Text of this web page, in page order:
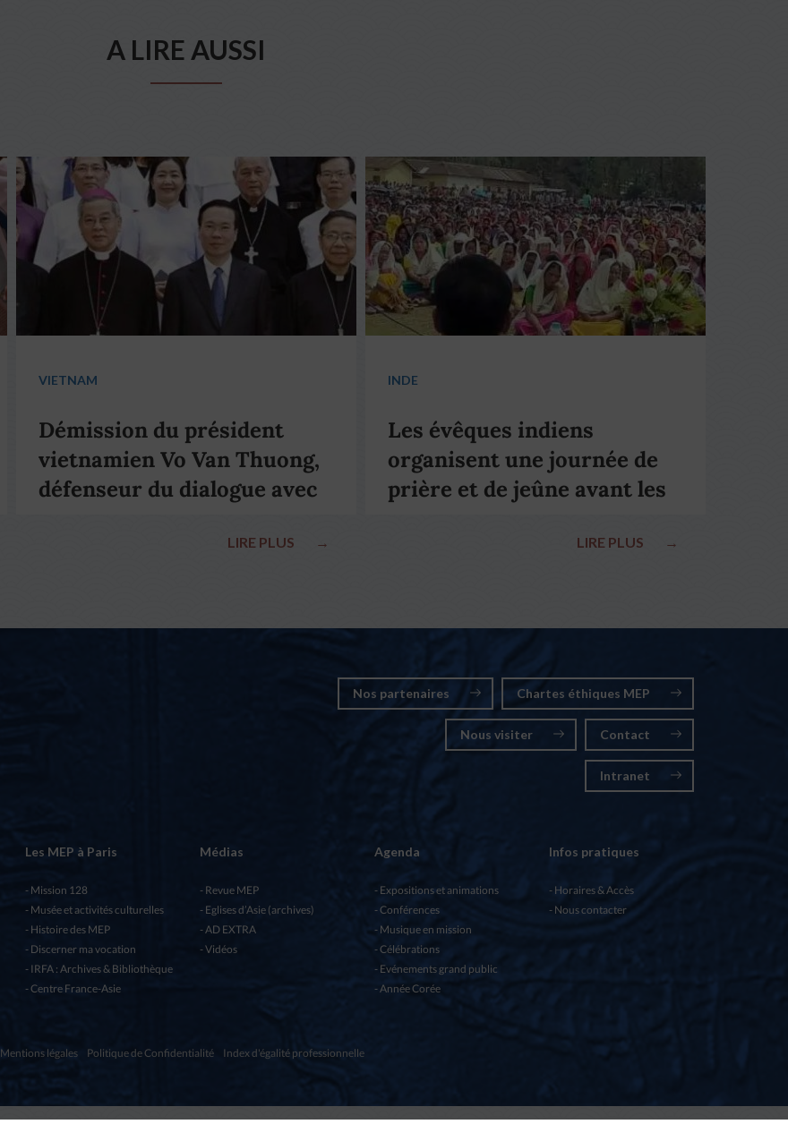
A LIRE AUSSI
VIETNAM
Démission du président
vietnamien Vo Van Thuong,
défenseur du dialogue avec
LIRE PLUS →
INDE
Les évêques indiens
organisent une journée de
prière et de jeûne avant les
LIRE PLUS →
Nos partenaires Chartes éthiques MEP
Nous visiter Contact
Intranet
Les MEP à Paris
Mission 128
Musée et activités culturelles
Histoire des MEP
Discerner ma vocation
IRFA : Archives & Bibliothèque
Centre France-Asie
Médias
Revue MEP
Eglises d’Asie (archives)
AD EXTRA
Vidéos
Agenda
Expositions et animations
Conférences
Musique en mission
Célébrations
Evénements grand public
Année Corée
Infos pratiques
Horaires & Accès
Nous contacter
Mentions légales Politique de Confidentialité Index d'égalité professionnelle